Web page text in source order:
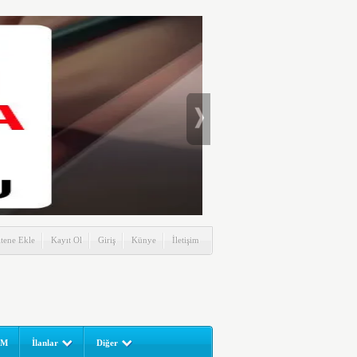
Ekle Kayıt Ol Giriş Künye İletişim
İlanlar Diğer